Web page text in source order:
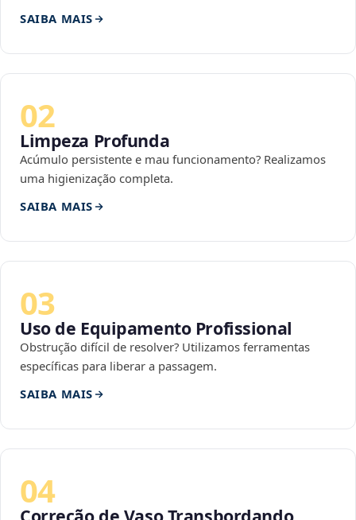
SAIBA MAIS
02
Limpeza Profunda
Acúmulo persistente e mau funcionamento? Realizamos
uma higienização completa.
SAIBA MAIS
03
Uso de Equipamento Profissional
Obstrução difícil de resolver? Utilizamos ferramentas
específicas para liberar a passagem.
SAIBA MAIS
04